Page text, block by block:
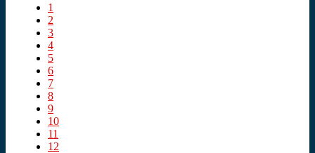
1
2
3
4
5
6
7
8
9
10
11
12